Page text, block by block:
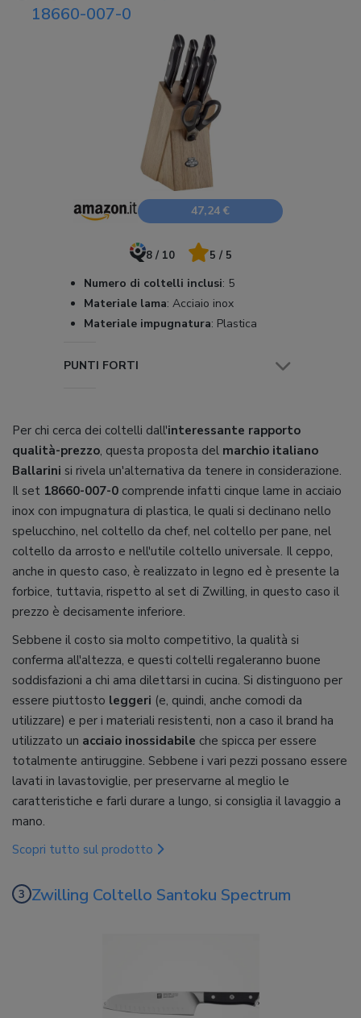
18660-007-0
47,24 €
8 / 10 5 / 5
Numero di coltelli inclusi: 5
Materiale lama: Acciaio inox
Materiale impugnatura: Plastica
PUNTI FORTI
Per chi cerca dei coltelli dall'interessante rapporto
qualità-prezzo, questa proposta del marchio italiano
Ballarini si rivela un'alternativa da tenere in considerazione.
Il set 18660-007-0 comprende infatti cinque lame in acciaio
inox con impugnatura di plastica, le quali si declinano nello
spelucchino, nel coltello da chef, nel coltello per pane, nel
coltello da arrosto e nell'utile coltello universale. Il ceppo,
anche in questo caso, è realizzato in legno ed è presente la
forbice, tuttavia, rispetto al set di Zwilling, in questo caso il
prezzo è decisamente inferiore.
Sebbene il costo sia molto competitivo, la qualità si
conferma all'altezza, e questi coltelli regaleranno buone
soddisfazioni a chi ama dilettarsi in cucina. Si distinguono per
essere piuttosto leggeri (e, quindi, anche comodi da
utilizzare) e per i materiali resistenti, non a caso il brand ha
utilizzato un acciaio inossidabile che spicca per essere
totalmente antiruggine. Sebbene i vari pezzi possano essere
lavati in lavastoviglie, per preservarne al meglio le
caratteristiche e farli durare a lungo, si consiglia il lavaggio a
mano.
Scopri tutto sul prodotto
Zwilling Coltello Santoku Spectrum